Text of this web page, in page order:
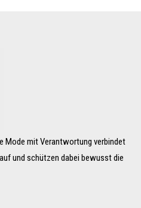
Mode mit Verantwortung verbindet
und schützen dabei bewusst die